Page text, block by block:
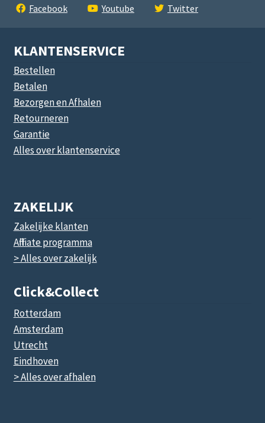
Facebook Youtube Twitter
KLANTENSERVICE
Bestellen
Betalen
Bezorgen en Afhalen
Retourneren
Garantie
Alles over klantenservice
ZAKELIJK
Zakelijke klanten
Affiliate programma
> Alles over zakelijk
Click&collect
Rotterdam
Amsterdam
Utrecht
Eindhoven
> Alles over afhalen